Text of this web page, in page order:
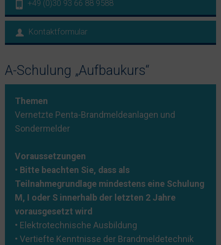
Fachportal Brandschutz
Karriere bei Hertek
+49 (0)30 93 66 88 9588
Kontaktformular
A-Schulung „Aufbaukurs“
Themen
Vernetzte Penta-Brandmeldeanlagen und
Sondermelder
Voraussetzungen
• Bitte beachten Sie, dass als
Teilnahmegrundlage mindestens eine Schulung
M, I oder S innerhalb der letzten 2 Jahre
vorausgesetzt wird
• Elektrotechnische Ausbildung
• Vertiefte Kenntnisse der Brandmeldetechnik